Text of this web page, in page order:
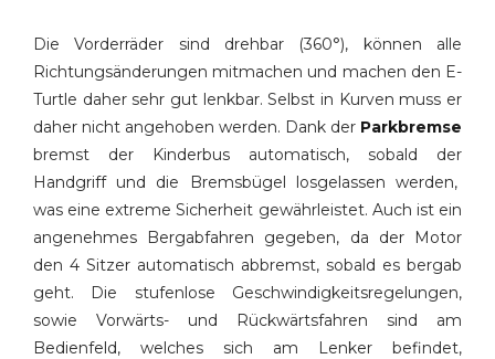
Die Vorderräder sind drehbar (360°), können alle
Richtungsänderungen mitmachen und machen den E-
Turtle daher sehr gut lenkbar. Selbst in Kurven muss er
daher nicht angehoben werden. Dank der Parkbremse
bremst der Kinderbus automatisch, sobald der
Handgriff und die Bremsbügel losgelassen werden,
was eine extreme Sicherheit gewährleistet. Auch ist ein
angenehmes Bergabfahren gegeben, da der Motor
den 4 Sitzer automatisch abbremst, sobald es bergab
geht. Die stufenlose Geschwindigkeitsregelungen,
sowie Vorwärts- und Rückwärtsfahren sind am
Bedienfeld, welches sich am Lenker befindet,